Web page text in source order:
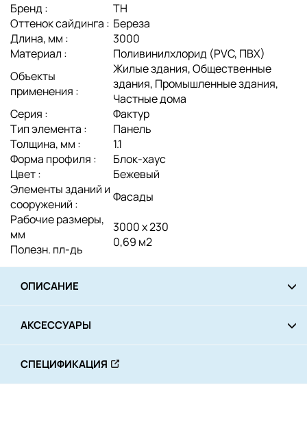
Бренд :
ТН
Оттенок сайдинга : Береза
Длина, мм :
3000
Материал :
Поливинилхлорид (PVC, ПВХ)
Объекты
применения :
Жилые здания, Общественные
здания, Промышленные здания,
Частные дома
Серия :
Фактур
Тип элемента :
Панель
Толщина, мм :
1.1
Форма профиля :
Блок-хаус
Цвет :
Бежевый
Элементы зданий и
сооружений :
Фасады
Рабочие размеры,
мм
Полезн. пл-дь
3000 х 230
0,69 м2
ОПИСАНИЕ
АКСЕССУАРЫ
СПЕЦИФИКАЦИЯ